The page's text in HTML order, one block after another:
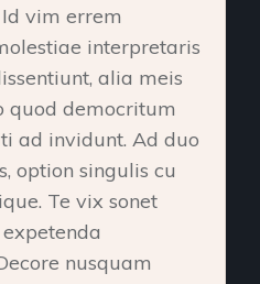
vim errem
interpretaris
alia meis
quod democritum
ad invidunt. Ad duo
option singulis cu
Te vix sonet
nusquam